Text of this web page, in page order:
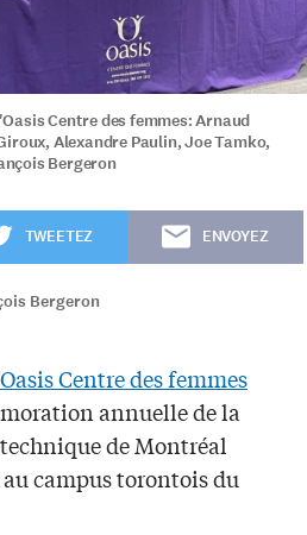
Centre des femmes: Arnaud
Alexandre Paulin, Joe Tamko,
Bergeron
TWEETEZ ENVOYEZ
Bergeron
Oasis Centre des femmes
annuelle de la
de Montréal
au campus torontois du